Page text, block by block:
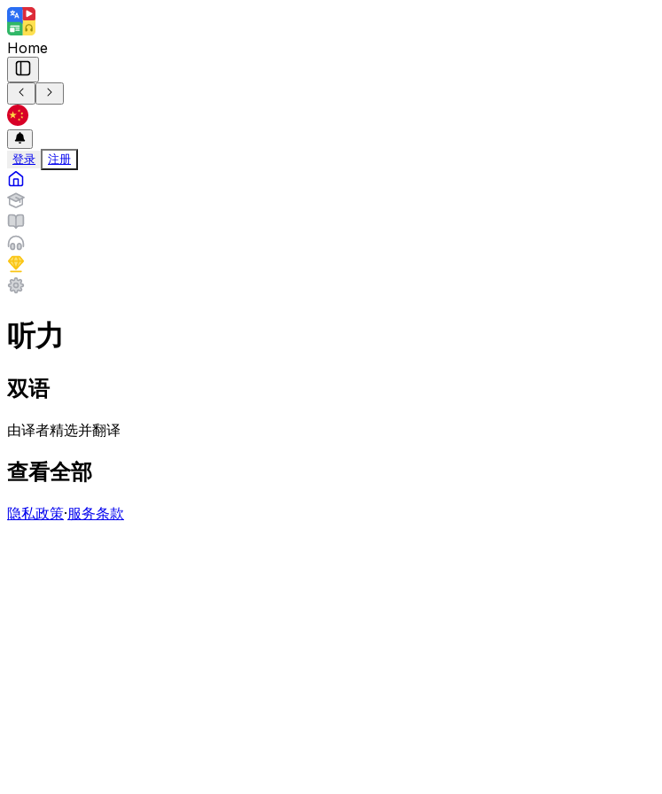
Home
登录 注册
听力
双语
由译者精选并翻译
查看全部
隐私政策·服务条款